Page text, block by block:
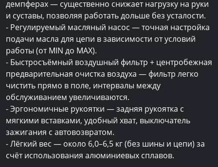
демпферах — существенно снижает нагрузку на руки
и суставы, позволяя работать дольше без усталости.
- Регулируемый масляный насос — точная настройка
подачи масла для цепи в зависимости от условий
работы (от MIN до MAX).
- Быстросъёмный воздушный фильтр + центробежная
предварительная очистка воздуха — фильтр легко
чистить прямо в поле, интервалы между
обслуживанием увеличиваются.
- Эргономичные рукоятки — задняя рукоятка с
мягкими вставками, удобный хват, выключатель
зажигания с автовозвратом.
- Лёгкий вес — около 6,0–6,5 кг (без шины и цепи) за
счёт использования алюминиевых сплавов.